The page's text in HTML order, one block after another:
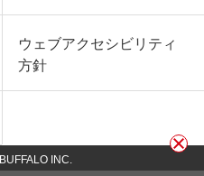
ウェブアクセシビリティ
方針
BUFFALO INC.